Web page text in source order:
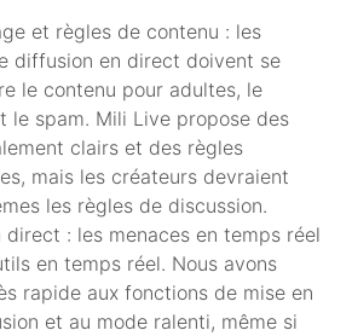
et règles de contenu : les
diffusion en direct doivent se
le contenu pour adultes, le
le spam. Mili Live propose des
clairs et des règles
mais les créateurs devraient
les règles de discussion.
direct : les menaces en temps réel
en temps réel. Nous avons
rapide aux fonctions de mise en
et au mode ralenti, même si